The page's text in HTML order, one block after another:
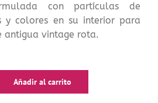
con partículas de
y colores en su interior para
antigua vintage rota.
Añadir al carrito